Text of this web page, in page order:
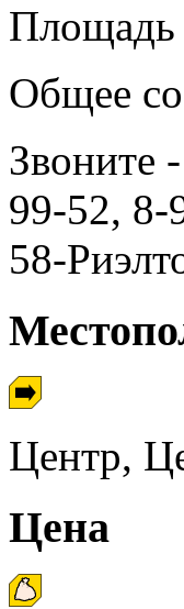
Площадь
Общее
Звоните
99-52, 8-
58-
Центр,
Цена